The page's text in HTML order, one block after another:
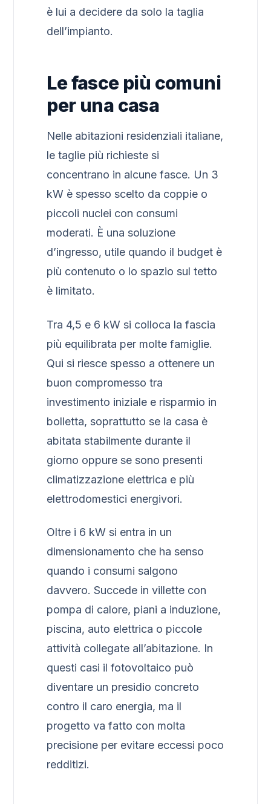
è lui a decidere da solo la taglia
dell’impianto.
Le fasce più comuni
per una casa
Nelle abitazioni residenziali italiane,
le taglie più richieste si
concentrano in alcune fasce. Un 3
kW è spesso scelto da coppie o
piccoli nuclei con consumi
moderati. È una soluzione
d’ingresso, utile quando il budget è
più contenuto o lo spazio sul tetto
è limitato.
Tra 4,5 e 6 kW si colloca la fascia
più equilibrata per molte famiglie.
Qui si riesce spesso a ottenere un
buon compromesso tra
investimento iniziale e risparmio in
bolletta, soprattutto se la casa è
abitata stabilmente durante il
giorno oppure se sono presenti
climatizzazione elettrica e più
elettrodomestici energivori.
Oltre i 6 kW si entra in un
dimensionamento che ha senso
quando i consumi salgono
davvero. Succede in villette con
pompa di calore, piani a induzione,
piscina, auto elettrica o piccole
attività collegate all’abitazione. In
questi casi il fotovoltaico può
diventare un presidio concreto
contro il caro energia, ma il
progetto va fatto con molta
precisione per evitare eccessi poco
redditizi.